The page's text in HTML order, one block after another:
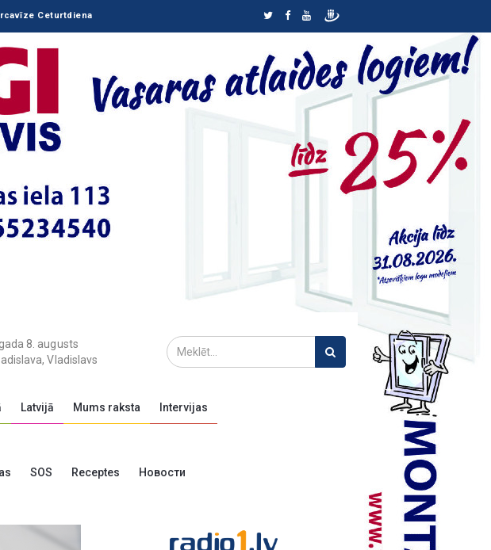
Ceturtdiena
8. augusts
Vladislavs
Latvijā Mums raksta Intervijas
SOS Receptes Новости